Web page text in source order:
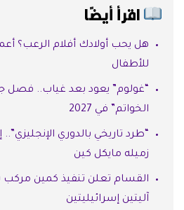
اقرأ أيضًا
هل يحب أولادك أفلام الرعب؟
للأطفال
“غولوم” يعود بعد غياب.. فصل
الخواتم” في 2027
“طرد تاريخي بالدوري
زميله مايكل كين
القسام تعلن تنفيذ كمين مركب
آليتين إسرائيليتين